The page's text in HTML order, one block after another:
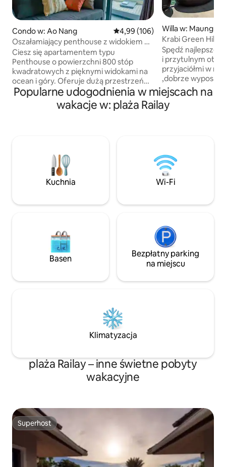
Condo w: Ao Nang Średnia ocena: 4,99 na 5, liczba
4,99 (106)
Oszałamiający penthouse z widokiem na
ocean, centrum Ao Nang
Ciesz się apartamentem typu
Penthouse o powierzchni 800 stóp
kwadratowych z pięknymi widokami na
ocean i góry. Oferuje dużą przestrzeń
mieszkalną z dwiema sypialniami,
dwiema łazienkami, dwoma patio
i wanną na świeżym powietrzu. W
skuterów. The condo is on a hill and the
staff provides a golf cart service to get
up and down from 9am - 21pm. To
idealne miejsce, aby cieszyć się pięknem
Willa w: Maung
Krabi Green Hill
basen, widok na
Spędź najlepsze
i przytulnym
przyjaciółmi w
,dobrze
wszystkie
możesz
kuchnię z
podziwiać widok
przestronny i
Jesteśmy
przyjaznymi
Popularne udogodnienia w miejscach na
wakacje w: plaża Railay
Kuchnia Wi-Fi
Basen
Bezpłatny parking
na miejscu
Klimatyzacja
plaża Railay – inne świetne pobyty
wakacyjne
Superhost
Superhost